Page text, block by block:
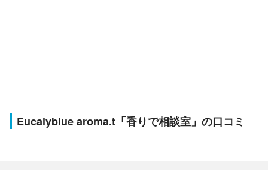
Eucalyblue aroma.t「香りで相談室」の口コミ